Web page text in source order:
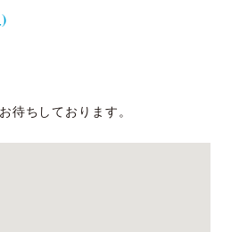
待ちしております。